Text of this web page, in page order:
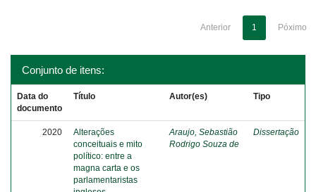
Anterior 1 Póximo
Conjunto de itens:
Data do
documento
Título Autor(es) Tipo
2020
Alterações
conceituais e mito
político: entre a
magna carta e os
parlamentaristas
Araujo, Sebastião
Rodrigo Souza de
Dissertação